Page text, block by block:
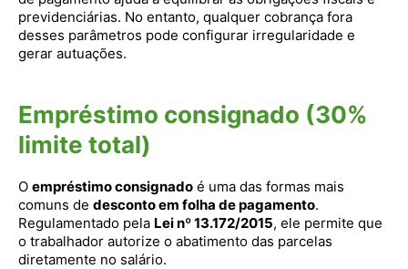
previdenciárias. No entanto, qualquer cobrança fora
desses parâmetros pode configurar irregularidade e
gerar autuações.
Empréstimo consignado (30%
limite total)
O empréstimo consignado é uma das formas mais
comuns de desconto em folha de pagamento.
Regulamentado pela Lei nº 13.172/2015, ele permite que
o trabalhador autorize o abatimento das parcelas
diretamente no salário.